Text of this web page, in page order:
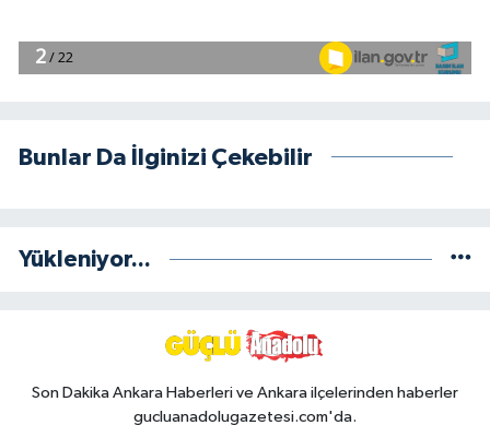
Bunlar Da İlginizi Çekebilir
Yükleniyor...
Son Dakika Ankara Haberleri ve Ankara ilçelerinden haberler
gucluanadolugazetesi.com'da.